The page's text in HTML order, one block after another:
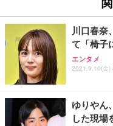
キング pc
ン樹脂ベ
(黒網+黒枠
￥5,699
SIHOO
￥105,595
EIZO ビジ
EV2740X-
￥109,572
回使い捨
￥3,373
Amazonベ
川口春奈
て「椅子
エンタメ
2021.9.10(金)
ゆりやん
した現